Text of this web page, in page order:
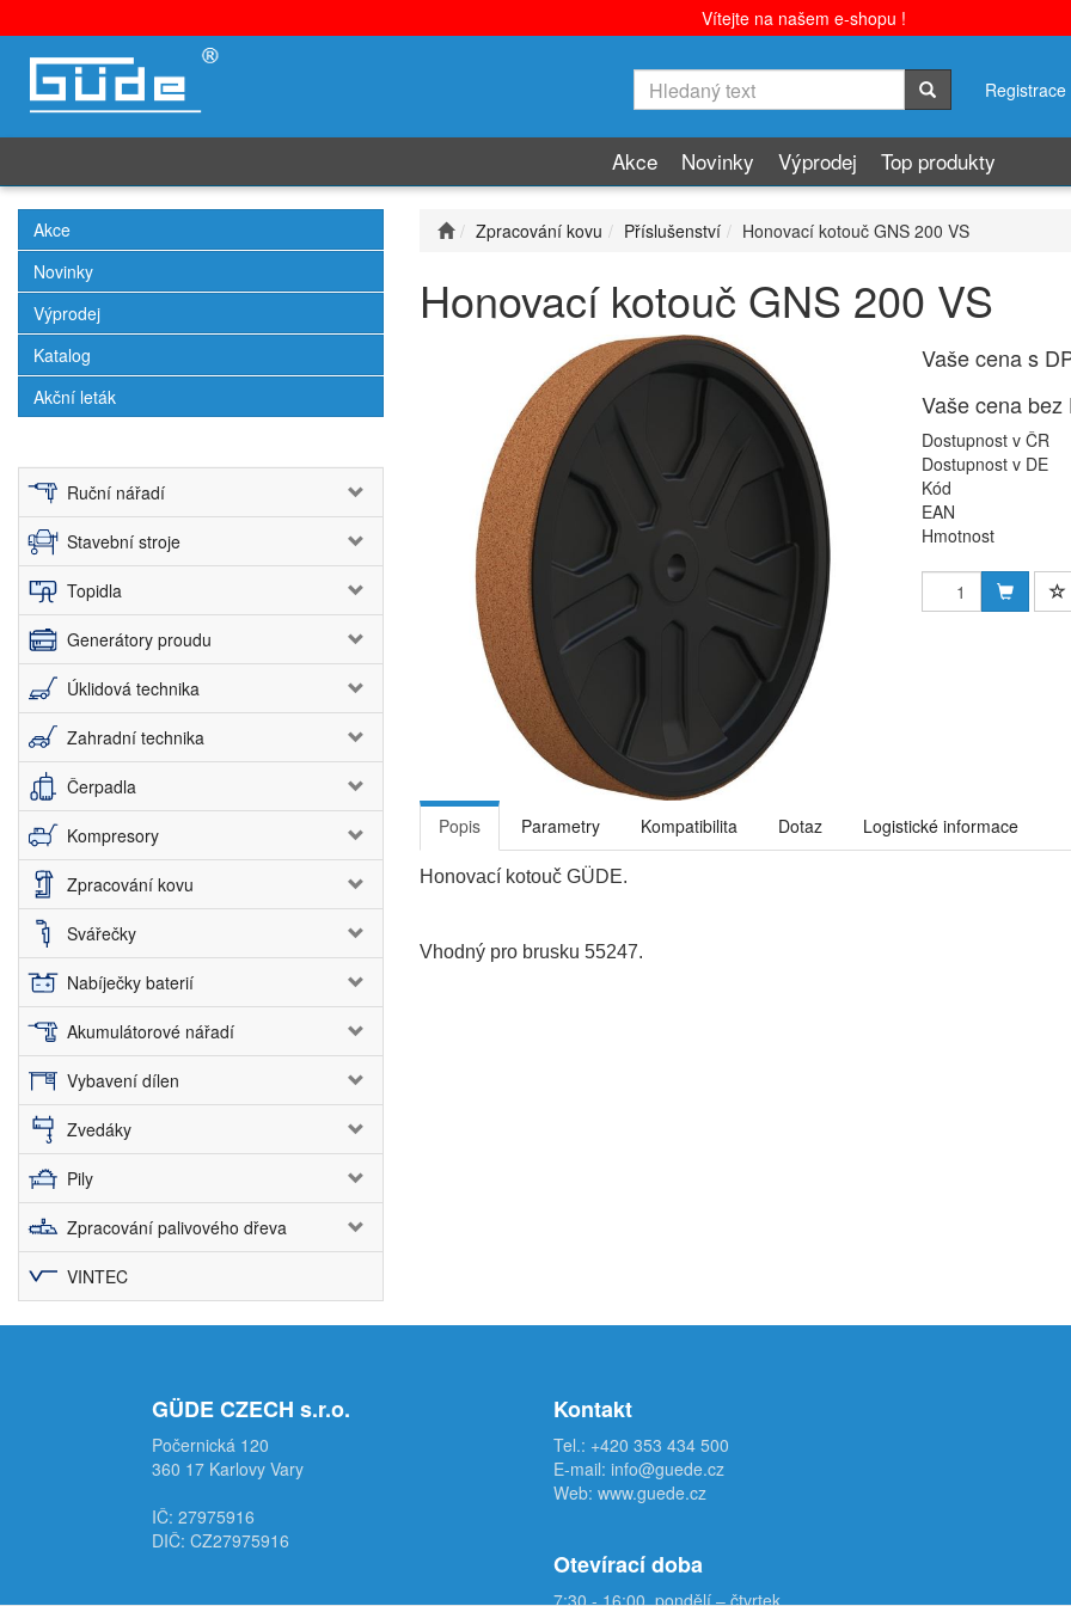
Vítejte na našem e-shopu !
Registrace
Akce Novinky Výprodej Top produkty
Akce
Novinky
Výprodej
Katalog
Akční leták
Ruční nářadí
Stavební stroje
Topidla
Generátory proudu
Úklidová technika
Zahradní technika
Čerpadla
Kompresory
Zpracování kovu
Svářečky
Nabíječky baterií
Akumulátorové nářadí
Vybavení dílen
Zvedáky
Pily
Zpracování palivového dřeva
VINTEC
Zpracování kovu Příslušenství Honovací kotouč GNS 200 VS
Honovací kotouč GNS 200 VS
Vaše cena s
Vaše cena bez
Dostupnost v ČR
Dostupnost v DE
Kód
EAN
Hmotnost
Popis Parametry Kompatibilita Dotaz Logistické informace
Honovací kotouč GÜDE.
Vhodný pro brusku 55247.
GÜDE CZECH s.r.o.
Počernická 120
360 17 Karlovy Vary
IČ: 27975916
DIČ: CZ27975916
Kontakt
Tel.: +420 353 434 500
E-mail: info@guede.cz
Web: www.guede.cz
Otevírací doba
7:30 - 16:00, pondělí – čtvrtek